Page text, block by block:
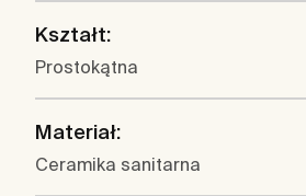
Kształt:
Prostokątna
Materiał:
Ceramika sanitarna